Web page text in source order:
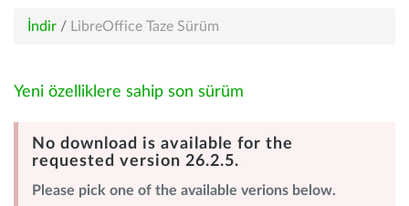
İndir / LibreOffice Taze Sürüm
Yeni özelliklere sahip son sürüm
No download is available for the
requested version 26.2.5.
Please pick one of the available verions below.